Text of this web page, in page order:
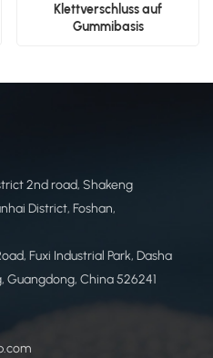
Klettverschluss auf
Gummibasis
2nd road, Shakeng
District, Foshan,
Fuxi Industrial Park, Dasha
Guangdong, China 526241